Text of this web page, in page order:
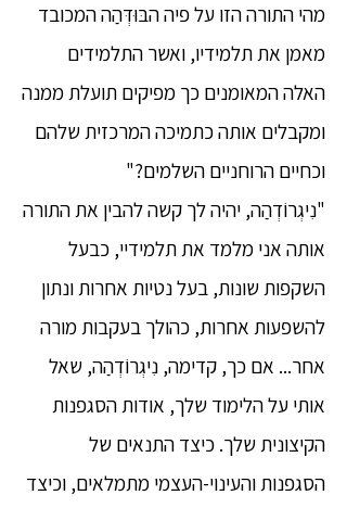
מהי התורה הזו על פיה הבּוּדְּהַה המכובד
מאמן את תלמידיו, ואשר התלמידים
האלה המאומנים כך מפיקים תועלת ממנה
ומקבלים אותה כתמיכה המרכזית שלהם
וכחיים הרוחניים השלמים?"
"נִיגְרוֹדְהַה, יהיה לך קשה להבין את התורה
אותה אני מלמד את תלמידיי, כבעל
השקפות שונות, בעל נטיות אחרות ונתון
להשפעות אחרות, כהולך בעקבות מורה
אחר... אם כך, קדימה, נִיגְרוֹדְהַה, שאל
אותי על הלימוד שלך, אודות הסגפנות
הקיצונית שלך. כיצד התנאים של
הסגפנות והעינוי-העצמי מתמלאים, וכיצד